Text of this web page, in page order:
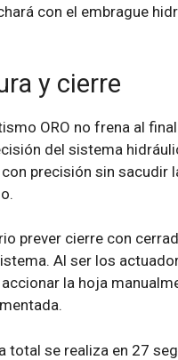
con el embrague
y cierre
ORO no frena al
del sistema
precisión sin sacudir
prever cierre con
Al ser los
la hoja
total se realiza en 27